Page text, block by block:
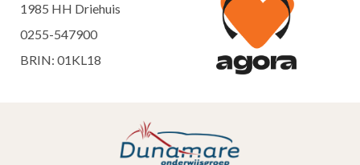
1985 HH Driehuis
0255-547900
BRIN: 01KL18